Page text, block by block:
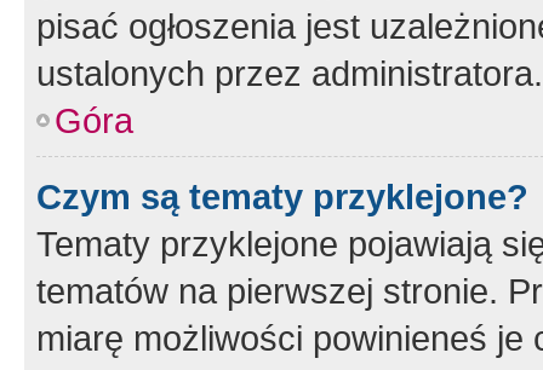
pisać ogłoszenia jest
ustalonych przez administratora.
Góra
Czym są tematy przyklejone?
Tematy przyklejone pojawiają
tematów na pierwszej stronie.
miarę możliwości powinieneś je